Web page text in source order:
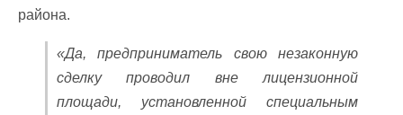
района.
«Да, предприниматель свою незаконную
сделку проводил вне лицензионной
площади, установленной специальным